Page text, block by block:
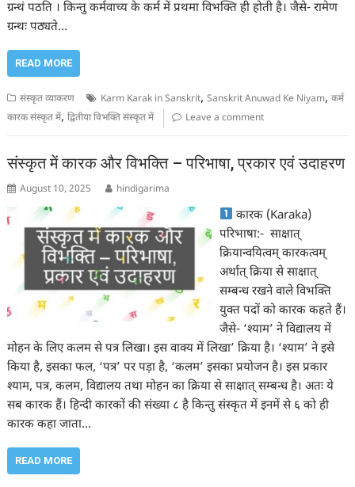
ग्रन्थं पठति । किन्तु कर्मवाच्य के कर्म में प्रथमा विभक्ति ही होती है। जैसे- रामेण
ग्रन्थः पठ्यते…
READ MORE
संस्कृत व्याकरण Karm Karak in Sanskrit,Sanskrit Anuwad Ke Niyam,कर्म
कारक संस्कृत में,द्वितीया विभक्ति संस्कृत में Leave a comment
संस्कृत में कारक और विभक्ति – परिभाषा, प्रकार एवं उदाहरण
August 10, 2025 hindigarima
कारक (Karaka)
परिभाषा:- साक्षात्
क्रियान्वयित्वम् कारकत्वम्
अर्थात् क्रिया से साक्षात्
सम्बन्ध रखने वाले विभक्ति
युक्त पदों को कारक कहते हैं।
जैसे- ‘श्याम’ ने विद्यालय में
मोहन के लिए कलम से पत्र लिखा। इस वाक्य में लिखा’ क्रिया है। ‘श्याम’ ने इसे
किया है, इसका फल, ‘पत्र’ पर पड़ा है, ‘कलम’ इसका प्रयोजन है। इस प्रकार
श्याम, पत्र, कलम, विद्यालय तथा मोहन का क्रिया से साक्षात् सम्बन्ध है। अतः ये
सब कारक हैं। हिन्दी कारकों की संख्या ८ है किन्तु संस्कृत में इनमें से ६ को ही
कारक कहा जाता…
READ MORE